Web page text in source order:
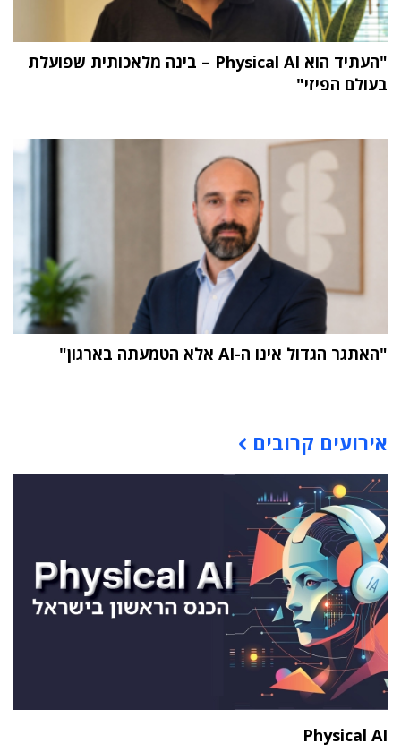
"העתיד הוא Physical AI – בינה מלאכותית שפועלת
בעולם הפיזי"
"האתגר הגדול אינו ה-AI אלא הטמעתה בארגון"
אירועים קרובים
Physical AI